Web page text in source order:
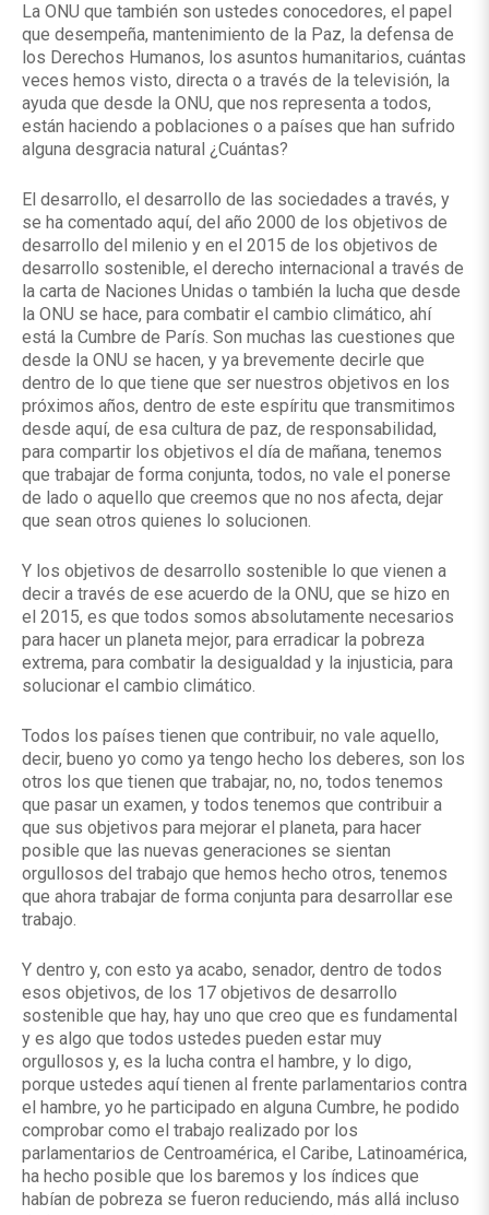
La ONU que también son ustedes conocedores, el papel
que desempeña, mantenimiento de la Paz, la defensa de
los Derechos Humanos, los asuntos humanitarios, cuántas
veces hemos visto, directa o a través de la televisión, la
ayuda que desde la ONU, que nos representa a todos,
están haciendo a poblaciones o a países que han sufrido
alguna desgracia natural ¿Cuántas?
El desarrollo, el desarrollo de las sociedades a través, y
se ha comentado aquí, del año 2000 de los objetivos de
desarrollo del milenio y en el 2015 de los objetivos de
desarrollo sostenible, el derecho internacional a través de
la carta de Naciones Unidas o también la lucha que desde
la ONU se hace, para combatir el cambio climático, ahí
está la Cumbre de París. Son muchas las cuestiones que
desde la ONU se hacen, y ya brevemente decirle que
dentro de lo que tiene que ser nuestros objetivos en los
próximos años, dentro de este espíritu que transmitimos
desde aquí, de esa cultura de paz, de responsabilidad,
para compartir los objetivos el día de mañana, tenemos
que trabajar de forma conjunta, todos, no vale el ponerse
de lado o aquello que creemos que no nos afecta, dejar
que sean otros quienes lo solucionen.
Y los objetivos de desarrollo sostenible lo que vienen a
decir a través de ese acuerdo de la ONU, que se hizo en
el 2015, es que todos somos absolutamente necesarios
para hacer un planeta mejor, para erradicar la pobreza
extrema, para combatir la desigualdad y la injusticia, para
solucionar el cambio climático.
Todos los países tienen que contribuir, no vale aquello,
decir, bueno yo como ya tengo hecho los deberes, son los
otros los que tienen que trabajar, no, no, todos tenemos
que pasar un examen, y todos tenemos que contribuir a
que sus objetivos para mejorar el planeta, para hacer
posible que las nuevas generaciones se sientan
orgullosos del trabajo que hemos hecho otros, tenemos
que ahora trabajar de forma conjunta para desarrollar ese
trabajo.
Y dentro y, con esto ya acabo, senador, dentro de todos
esos objetivos, de los 17 objetivos de desarrollo
sostenible que hay, hay uno que creo que es fundamental
y es algo que todos ustedes pueden estar muy
orgullosos y, es la lucha contra el hambre, y lo digo,
porque ustedes aquí tienen al frente parlamentarios contra
el hambre, yo he participado en alguna Cumbre, he podido
comprobar como el trabajo realizado por los
parlamentarios de Centroamérica, el Caribe, Latinoamérica,
ha hecho posible que los baremos y los índices que
habían de pobreza se fueron reduciendo, más allá incluso